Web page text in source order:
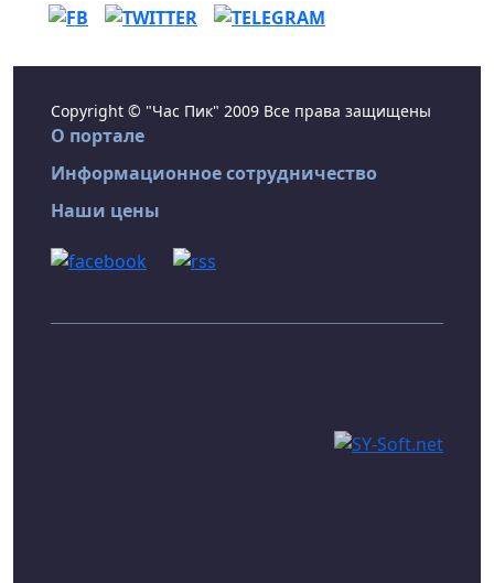
Copyright © "Час Пик" 2009 Все права защищены
О портале
Информационное сотрудничество
Наши цены